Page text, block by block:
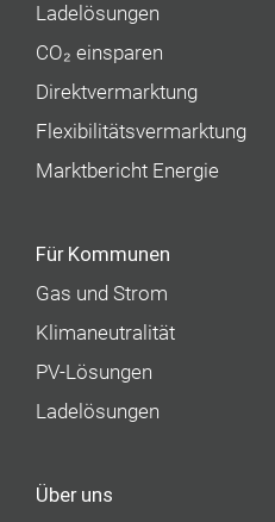
Ladelösungen
CO₂ einsparen
Direktvermarktung
Flexibilitätsvermarktung
Marktbericht Energie
Für Kommunen
Gas und Strom
Klimaneutralität
PV-Lösungen
Ladelösungen
Über uns